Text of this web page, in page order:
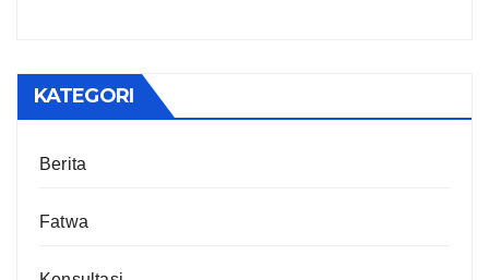
KATEGORI
Berita
Fatwa